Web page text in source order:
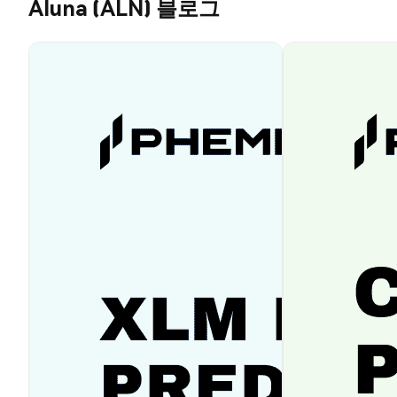
Aluna (ALN) 블로그